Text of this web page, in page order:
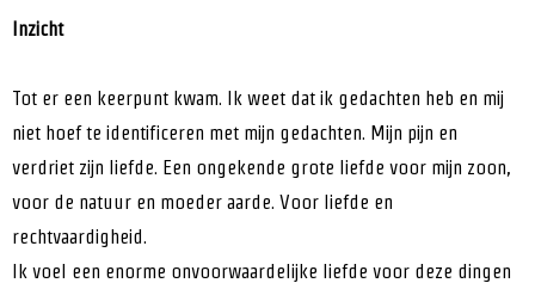
Inzicht
Tot er een keerpunt kwam. Ik weet dat ik gedachten heb en mij
niet hoef te identificeren met mijn gedachten. Mijn pijn en
verdriet zijn liefde. Een ongekende grote liefde voor mijn zoon,
voor de natuur en moeder aarde. Voor liefde en
rechtvaardigheid.
Ik voel een enorme onvoorwaardelijke liefde voor deze dingen